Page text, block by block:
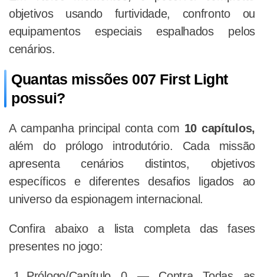
objetivos usando furtividade, confronto ou
equipamentos especiais espalhados pelos
cenários.
Quantas missões 007 First Light
possui?
A campanha principal conta com 10 capítulos,
além do prólogo introdutório. Cada missão
apresenta cenários distintos, objetivos
específicos e diferentes desafios ligados ao
universo da espionagem internacional.
Confira abaixo a lista completa das fases
presentes no jogo: